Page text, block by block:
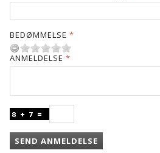
BEDØMMELSE
ANMELDELSE
SEND ANMELDELSE